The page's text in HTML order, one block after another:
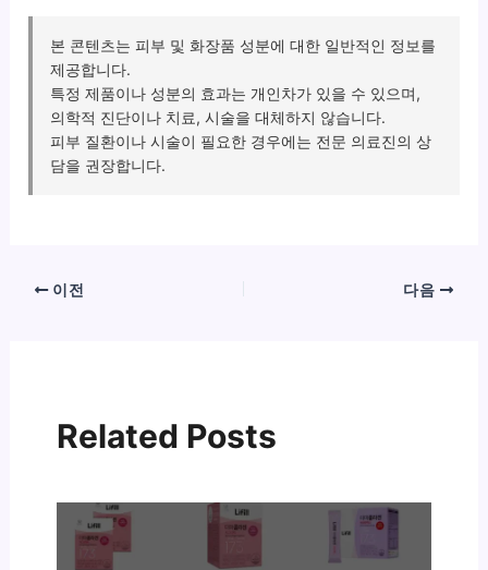
본 콘텐츠는 피부 및 화장품 성분에 대한 일반적인 정보를
제공합니다.
특정 제품이나 성분의 효과는 개인차가 있을 수 있으며,
의학적 진단이나 치료, 시술을 대체하지 않습니다.
피부 질환이나 시술이 필요한 경우에는 전문 의료진의 상
담을 권장합니다.
이전 다음
Related Posts